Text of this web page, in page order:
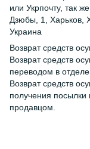
или Укрпочту, так
Дзюбы, 1, Харьков,
Украина
Возврат средств
Возврат средств
переводом в
Возврат средств
получения
продавцом.